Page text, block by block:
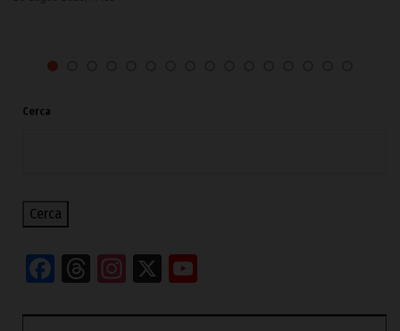
Cerca
Cerca
Facebook
Threads
Instagram
X